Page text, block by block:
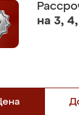
на 3,